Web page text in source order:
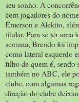
seu sonho. A
com jogadores do
Émerson e Alekito,
titular. Para se ter uma
semana, Brendo foi
como lateral esquerdo
filho de quem é, sendo
também no ABC, ele
clube, com algumas
direção do clube